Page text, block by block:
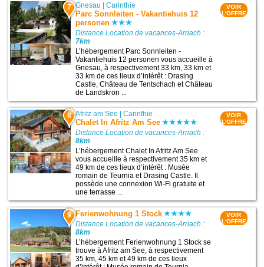
7 Gnesau |Carinthie
Parc Sonnleiten - Vakantiehuis 12
personen
Distance Location de vacances-Arriach :
7km
L’hébergement Parc Sonnleiten -
Vakantiehuis 12 personen vous accueille à
Gnesau, à respectivement 33 km, 33 km et
33 km de ces lieux d’intérêt : Drasing
Castle, Château de Tentschach et Château
de Landskron ...
VOIR
L'OFFRE
8 Afritz am See |Carinthie
Chalet In Afritz Am See
Distance Location de vacances-Arriach :
8km
L’hébergement Chalet In Afritz Am See
vous accueille à respectivement 35 km et
49 km de ces lieux d’intérêt : Musée
romain de Teurnia et Drasing Castle. Il
possède une connexion Wi-Fi gratuite et
une terrasse ...
VOIR
L'OFFRE
9 Ferienwohnung 1 Stock
Distance Location de vacances-Arriach :
8km
L’hébergement Ferienwohnung 1 Stock se
trouve à Afritz am See, à respectivement
35 km, 45 km et 49 km de ces lieux
VOIR
L'OFFRE